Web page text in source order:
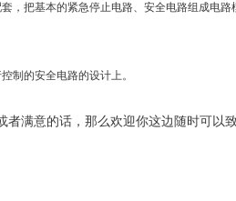
，把基本的紧急停止电路、安全电路组成电路
制的安全电路的设计上。
者满意的话，那么欢迎你这边随时可以